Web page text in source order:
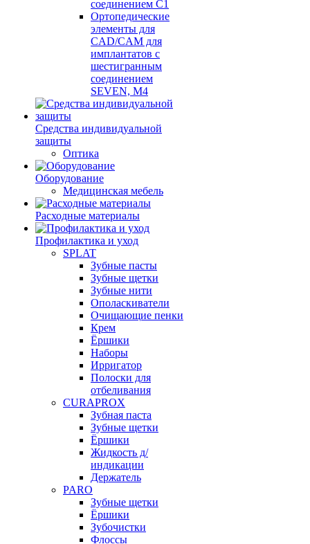
соединением С1
Ортопедические
элементы для
CAD/CAM для
имплантатов с
шестигранным
соединением
SEVEN, М4
Средства индивидуальной
защиты
Оптика
Оборудование
Медицинская мебель
Расходные материалы
Профилактика и уход
SPLAT
Зубные пасты
Зубные щетки
Зубные нити
Ополаскиватели
Очищающие пенки
Крем
Ёршики
Наборы
Ирригатор
Полоски для
отбеливания
CURAPROX
Зубная паста
Зубные щетки
Ёршики
Жидкость д/
индикации
Держатель
PARO
Зубные щетки
Ёршики
Зубочистки
Флоссы